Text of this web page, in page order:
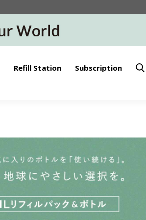
Refill Station Subscription